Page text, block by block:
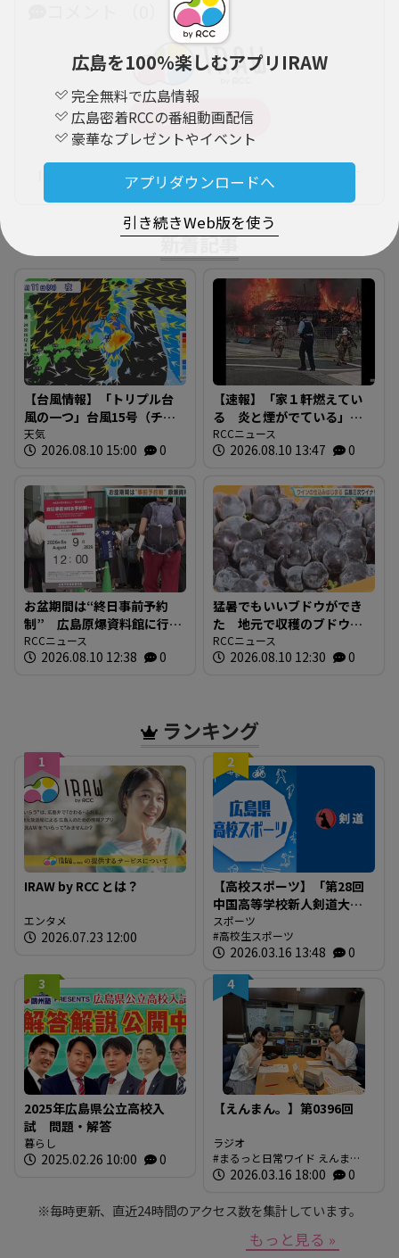
広島を100％楽しむアプリIRAW
完全無料で広島情報
広島密着RCCの番組動画配信
豪華なプレゼントやイベント
アプリダウンロードへ
引き続きWeb版を使う
IRAWアプリからコメントを書くことができます
新着記事
【台風情報】「トリプル台
風の一つ」台風15号（チャ
ンホン）は「山の日（11
日）」に関東地方へ上陸
ュレーション
天気
2026.08.10 15:00 0
【速報】「家１軒燃えてい
る 炎と煙がでている」
広島市安芸区畑賀で火災
現在消火活動中
RCCニュース
2026.08.10 13:47 0
お盆期間は“終日事前予約
制” 広島原爆資料館に行
列 その場でWEB予約 混
雑の緩和へ
RCCニュース
2026.08.10 12:38 0
猛暑でもいいブドウができ
た 地元で収穫のブドウで
ワインの初仕込み 広島三
次ワイナリー
RCCニュース
2026.08.10 12:30 0
ランキング
1
IRAW by RCC とは？
エンタメ
2026.07.23 12:00
2
【高校スポーツ】「第28回
中国高等学校新人剣道大
会」結果
スポーツ
高校生スポーツ
2026.03.16 13:48
0
3
2025年広島県公立高校入
試 問題・解答
暮らし
2025.02.26 10:00 0
4
【えんまん。】第0396回
ラジオ
まるっと日常ワイド えんま
ん。 放送内容
2026.03.16 18:00 0
※毎時更新、直近24時間のアクセス数を集計しています。
もっと見る »